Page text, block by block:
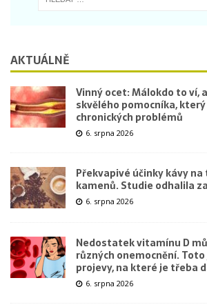
AKTUÁLNĚ
Vinný ocet: Málokdo to ví,
skvělého pomocníka,
chronických problémů
6. srpna 2026
Překvapivé účinky kávy
kamenů. Studie odhalila
6. srpna 2026
Nedostatek vitamínu D
různých onemocnění.
projevy, na které je třeba
6. srpna 2026